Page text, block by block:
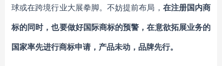
球或在跨境行业大展拳脚。不妨提前布局， 在注册国内商
标的同时，也要做好国际商标的预警，在意欲拓展业务的
国家率先进行商标申请， 产品未动， 品牌先行。